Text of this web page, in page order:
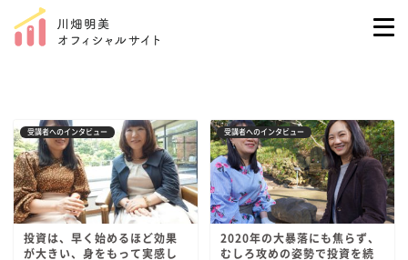
受講者へのインタビュー
投資は、早く始めるほど効果
が大きい、身をもって実感し
受講者へのインタビュー
2020年の大暴落にも焦らず、
むしろ攻めの姿勢で投資を続